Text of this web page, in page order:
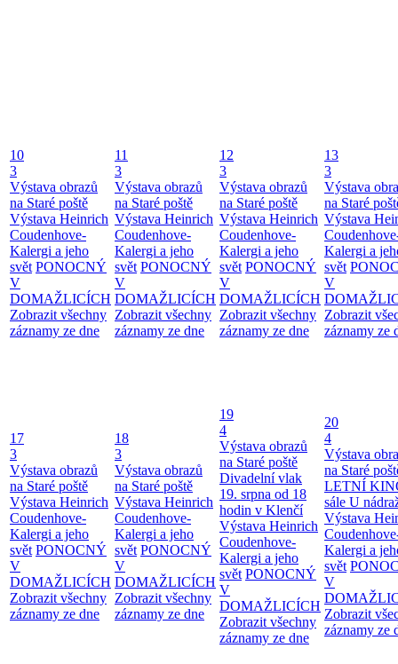
10
3
Výstava obrazů
na Staré poště
Výstava Heinrich
Coudenhove-
Kalergi a jeho
svět PONOCNÝ
V
DOMAŽLICÍCH
Zobrazit všechny
záznamy ze dne
11
3
Výstava obrazů
na Staré poště
Výstava Heinrich
Coudenhove-
Kalergi a jeho
svět PONOCNÝ
V
DOMAŽLICÍCH
Zobrazit všechny
záznamy ze dne
12
3
Výstava obrazů
na Staré poště
Výstava Heinrich
Coudenhove-
Kalergi a jeho
svět PONOCNÝ
V
DOMAŽLICÍCH
Zobrazit všechny
záznamy ze dne
13
3
Výstava
na Staré
Výstava
Kalergi a
svět
V
Zobrazit
záznamy ze
17
3
Výstava obrazů
na Staré poště
Výstava Heinrich
Coudenhove-
Kalergi a jeho
svět PONOCNÝ
V
DOMAŽLICÍCH
Zobrazit všechny
záznamy ze dne
18
3
Výstava obrazů
na Staré poště
Výstava Heinrich
Coudenhove-
Kalergi a jeho
svět PONOCNÝ
V
DOMAŽLICÍCH
Zobrazit všechny
záznamy ze dne
19
4
Výstava obrazů
na Staré poště
Divadelní vlak
19. srpna od 18
hodin v Klenčí
Výstava Heinrich
Coudenhove-
Kalergi a jeho
svět PONOCNÝ
V
DOMAŽLICÍCH
Zobrazit všechny
záznamy ze dne
20
4
Výstava
na Staré
LETNÍ
sále U
Výstava
Kalergi a
svět
V
Zobrazit
záznamy ze